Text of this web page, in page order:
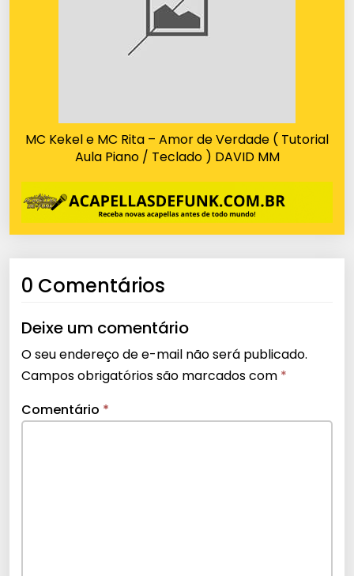
MC Kekel e MC Rita – Amor de Verdade ( Tutorial
Aula Piano / Teclado ) DAVID MM
0 Comentários
Deixe um comentário
O seu endereço de e-mail não será publicado.
Campos obrigatórios são marcados com *
Comentário *